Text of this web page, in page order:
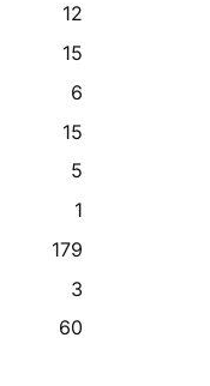
12
15
6
15
5
1
179
3
60